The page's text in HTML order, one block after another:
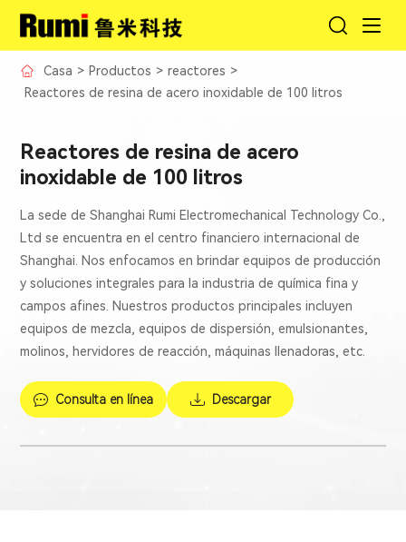
Casa > Productos > reactores >
Reactores de resina de acero inoxidable de 100 litros
Reactores de resina de acero
inoxidable de 100 litros
La sede de Shanghai Rumi Electromechanical Technology Co.,
Ltd se encuentra en el centro financiero internacional de
Shanghai. Nos enfocamos en brindar equipos de producción
y soluciones integrales para la industria de química fina y
campos afines. Nuestros productos principales incluyen
equipos de mezcla, equipos de dispersión, emulsionantes,
molinos, hervidores de reacción, máquinas llenadoras, etc.
Consulta en línea Descargar